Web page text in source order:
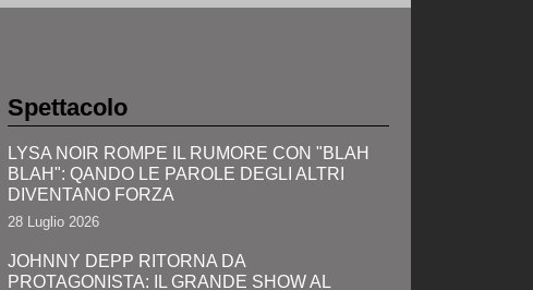
Spettacolo
LYSA NOIR ROMPE IL RUMORE CON "BLAH
BLAH": QANDO LE PAROLE DEGLI ALTRI
DIVENTANO FORZA
28 Luglio 2026
JOHNNY DEPP RITORNA DA
PROTAGONISTA: IL GRANDE SHOW AL